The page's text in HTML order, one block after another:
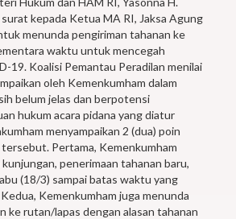
kepada Ketua MA RI, Jaksa Agung
menunda pengiriman tahanan ke
waktu untuk mencegah
19. Koalisi Pemantau Peradilan menilai
oleh Kemenkumham dalam
belum jelas dan berpotensi
hukum acara pidana yang diatur
menyampaikan 2 (dua) poin
Pertama, Kemenkumham
penerimaan tahanan baru,
(18/3) sampai batas waktu yang
Kemenkumham juga menunda
ke rutan/lapas dengan alasan tahanan